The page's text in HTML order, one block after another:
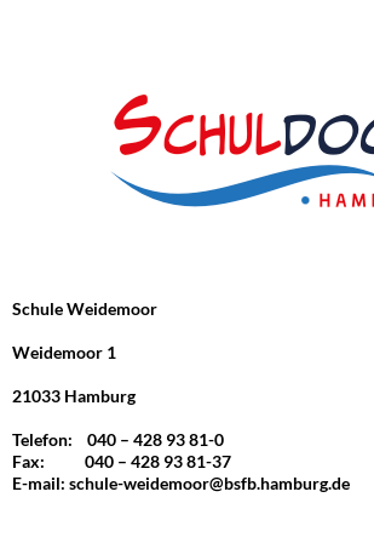
Schule Weidemoor
Weidemoor 1
21033 Hamburg
Telefon: 040 – 428 93 81-0
Fax: 040 – 428 93 81-37
E-mail: schule-weidemoor@bsfb.hamburg.de